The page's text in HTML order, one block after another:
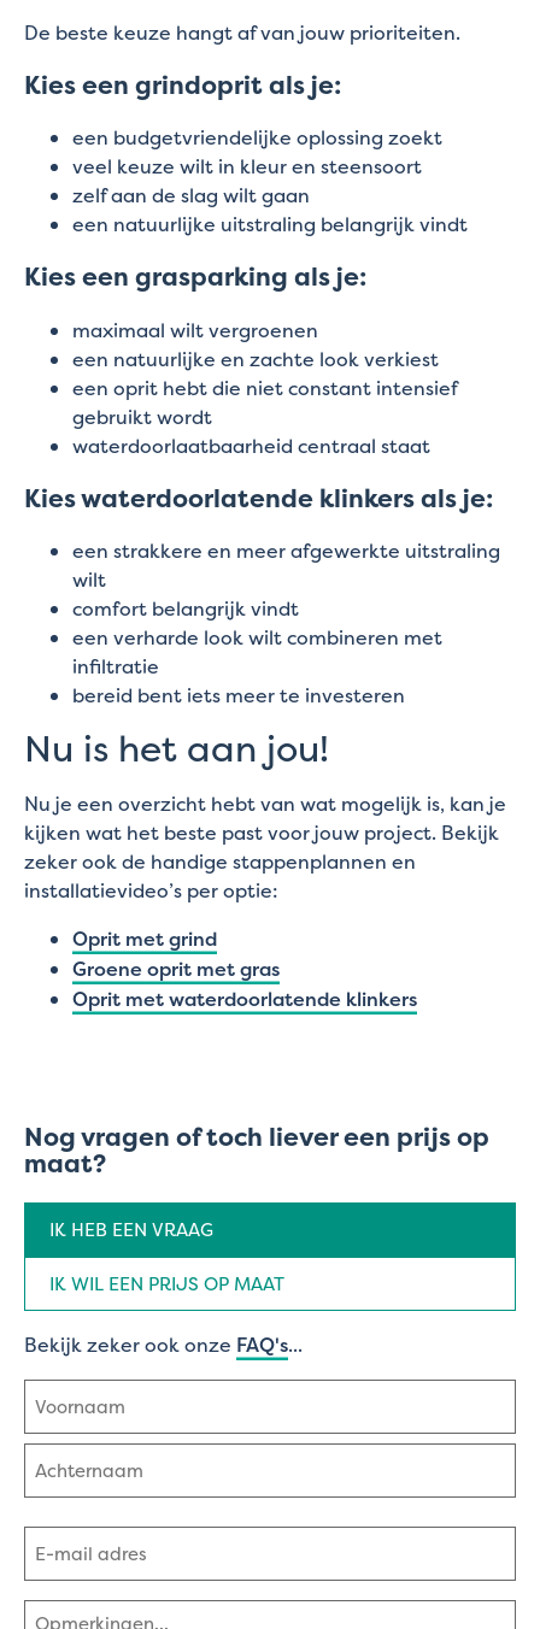
De beste keuze hangt af van jouw prioriteiten.
Kies een grindoprit als je:
een budgetvriendelijke oplossing zoekt
veel keuze wilt in kleur en steensoort
zelf aan de slag wilt gaan
een natuurlijke uitstraling belangrijk vindt
Kies een grasparking als je:
maximaal wilt vergroenen
een natuurlijke en zachte look verkiest
een oprit hebt die niet constant intensief
gebruikt wordt
waterdoorlaatbaarheid centraal staat
Kies waterdoorlatende klinkers als je:
een strakkere en meer afgewerkte uitstraling
wilt
comfort belangrijk vindt
een verharde look wilt combineren met
infiltratie
bereid bent iets meer te investeren
Nu is het aan jou!
Nu je een overzicht hebt van wat mogelijk is, kan je
kijken wat het beste past voor jouw project. Bekijk
zeker ook de handige stappenplannen en
installatievideo’s per optie:
Oprit met grind
Groene oprit met gras
Oprit met waterdoorlatende klinkers
Nog vragen of toch liever een prijs op
maat?
type
(Vereist)
IK HEB EEN VRAAG
IK WIL EEN PRIJS OP MAAT
Bekijk zeker ook onze FAQ's...
Naam
(Vereist)
Voornaam
E-
mailadres
(Vereist)
Opmerkingen